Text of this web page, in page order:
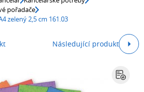
pořadače
zelený 2,5 cm 161.03
Následující produkt